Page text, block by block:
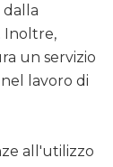
dalla
Inoltre,
un servizio
lavoro di
all'utilizzo